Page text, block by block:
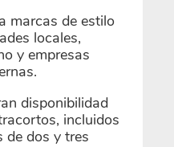
marcas de estilo
locales,
y empresas
disponibilidad
incluidos
de dos y tres